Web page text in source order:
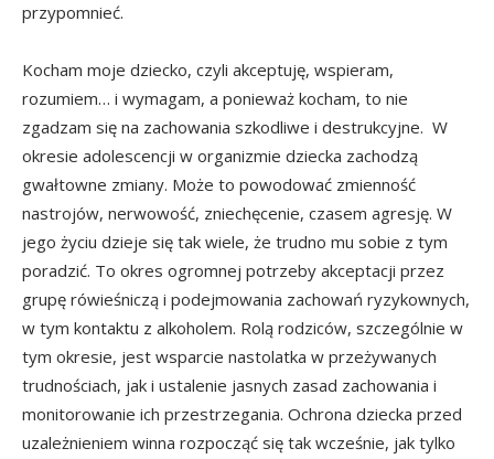
przypomnieć.
Kocham moje dziecko, czyli akceptuję, wspieram,
rozumiem… i wymagam, a ponieważ kocham, to nie
zgadzam się na zachowania szkodliwe i destrukcyjne. W
okresie adolescencji w organizmie dziecka zachodzą
gwałtowne zmiany. Może to powodować zmienność
nastrojów, nerwowość, zniechęcenie, czasem agresję. W
jego życiu dzieje się tak wiele, że trudno mu sobie z tym
poradzić. To okres ogromnej potrzeby akceptacji przez
grupę rówieśniczą i podejmowania zachowań ryzykownych,
w tym kontaktu z alkoholem. Rolą rodziców, szczególnie w
tym okresie, jest wsparcie nastolatka w przeżywanych
trudnościach, jak i ustalenie jasnych zasad zachowania i
monitorowanie ich przestrzegania. Ochrona dziecka przed
uzależnieniem winna rozpocząć się tak wcześnie, jak tylko